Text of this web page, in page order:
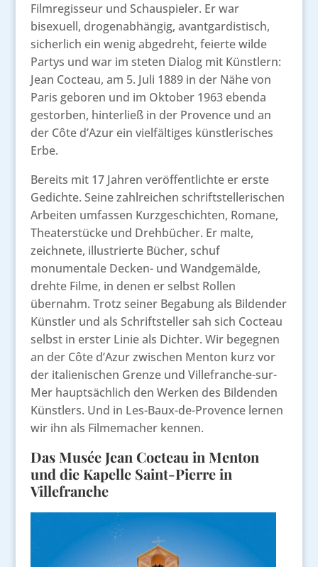
Filmregisseur und Schauspieler. Er war
bisexuell, drogenabhängig, avantgardistisch,
sicherlich ein wenig abgedreht, feierte wilde
Partys und war im steten Dialog mit Künstlern:
Jean Cocteau, am 5. Juli 1889 in der Nähe von
Paris geboren und im Oktober 1963 ebenda
gestorben, hinterließ in der Provence und an
der Côte d’Azur ein vielfältiges künstlerisches
Erbe.
Bereits mit 17 Jahren veröffentlichte er erste
Gedichte. Seine zahlreichen schriftstellerischen
Arbeiten umfassen Kurzgeschichten, Romane,
Theaterstücke und Drehbücher. Er malte,
zeichnete, illustrierte Bücher, schuf
monumentale Decken- und Wandgemälde,
drehte Filme, in denen er selbst Rollen
übernahm. Trotz seiner Begabung als Bildender
Künstler und als Schriftsteller sah sich Cocteau
selbst in erster Linie als Dichter. Wir begegnen
an der Côte d’Azur zwischen Menton kurz vor
der italienischen Grenze und Villefranche-sur-
Mer hauptsächlich den Werken des Bildenden
Künstlers. Und in Les-Baux-de-Provence lernen
wir ihn als Filmemacher kennen.
Das Musée Jean Cocteau in Menton
und die Kapelle Saint-Pierre in
Villefranche